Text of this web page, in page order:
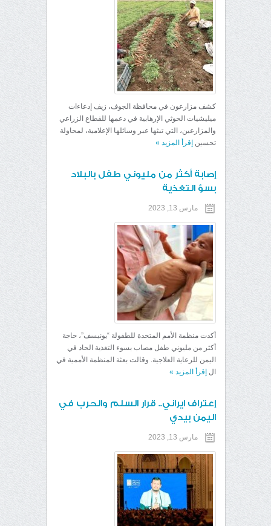
كشف مزارعون في محافظة الجوف، زيف إدعاءات
ميليشيات الحوثي الإرهابية في دعمها للقطاع الزراعي
والمزارعين، التي تبثها عبر وسائلها الإعلامية، لمحاولة
تحسين إقرأ المزيد »
إصابة أكثر من مليوني طفل بالبلاد
بسؤ التغذية
مارس 13, 2023
أكدت منظمة الأمم المتحدة للطفولة “يونيسف”، حاجة
أكثر من مليوني طفل مصاب بسوء التغذية الحاد في
اليمن للرعاية العلاجية. وقالت بعثة المنظمة الأممية في
ال إقرأ المزيد »
إعتراف ايراني.. قرار السلم والحرب في
اليمن بيدي
مارس 13, 2023